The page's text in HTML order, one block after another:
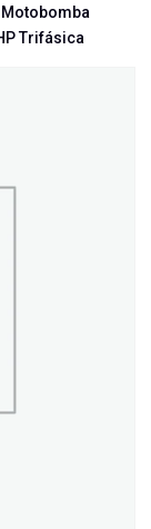
Trifásica